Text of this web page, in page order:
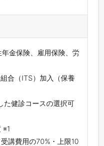
金保険、雇用保険、労
合（ITS）加入（保養
た健診コースの選択可
※1
講費用の70%・上限10